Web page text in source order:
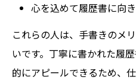
心を込めて履歴書に向
これらの人は、手書きのメ
いです。丁寧に書かれた履
的にアピールできるため、